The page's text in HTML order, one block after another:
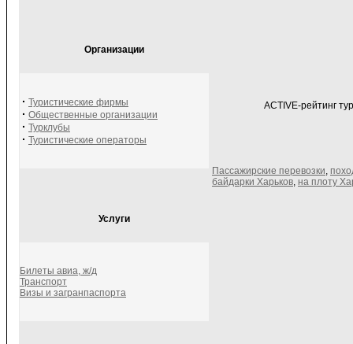
Организации
· Туристические фирмы
· Общественные организации
· Турклубы
· Туристические операторы
Услуги
Билеты авиа, ж/д
Транспорт
Визы и загранпаспорта
ACTIVE-рейтинг
Пассажирские перевозки,
байдарки Харьков, на плоту